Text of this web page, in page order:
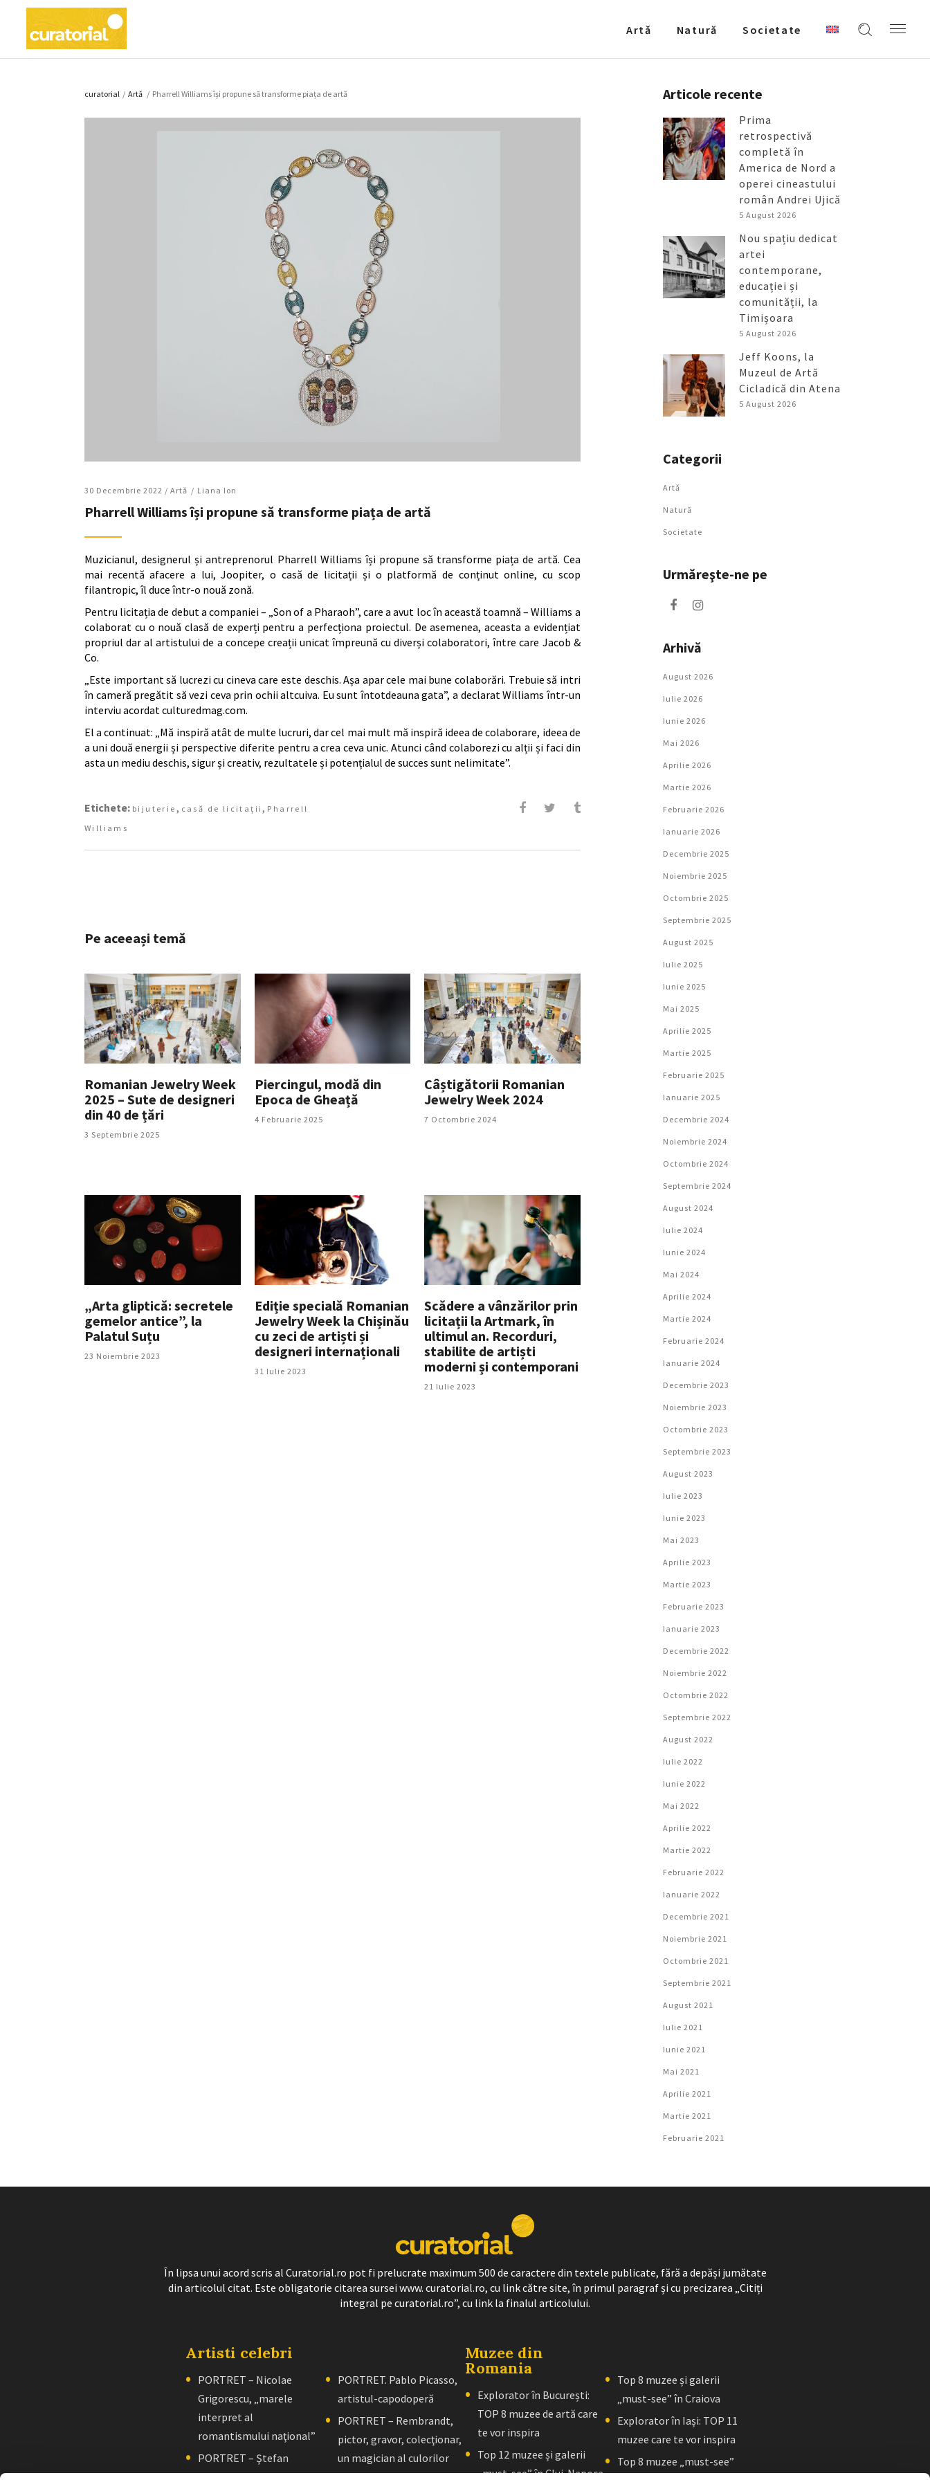
Artǎ Natură Societate
curatorial / Artǎ / Pharrell Williams își propune să transforme piața de artă
30 Decembrie 2022 / Artǎ Liana Ion
Pharrell Williams își propune să transforme piața de artă
Muzicianul, designerul și antreprenorul Pharrell Williams își propune să transforme piața de artă. Cea
mai recentă afacere a lui, Joopiter, o casă de licitații și o platformă de conținut online, cu scop
filantropic, îl duce într-o nouă zonă.
Pentru licitația de debut a companiei – „Son of a Pharaoh”, care a avut loc în această toamnă – Williams a
colaborat cu o nouă clasă de experți pentru a perfecționa proiectul. De asemenea, aceasta a evidențiat
propriul dar al artistului de a concepe creații unicat împreună cu diverși colaboratori, între care Jacob &
Co.
„Este important să lucrezi cu cineva care este deschis. Așa apar cele mai bune colaborări. Trebuie să intri
în cameră pregătit să vezi ceva prin ochii altcuiva. Eu sunt întotdeauna gata”, a declarat Williams într-un
interviu acordat culturedmag.com.
El a continuat: „Mă inspiră atât de multe lucruri, dar cel mai mult mă inspiră ideea de colaborare, ideea de
a uni două energii și perspective diferite pentru a crea ceva unic. Atunci când colaborezi cu alții și faci din
asta un mediu deschis, sigur și creativ, rezultatele și potențialul de succes sunt nelimitate”.
Etichete: bijuterie , casă de licitaţii , Pharrell
Williams
Pe aceeași temă
Romanian Jewelry Week
2025 – Sute de designeri
din 40 de țări
3 Septembrie 2025
Piercingul, modă din
Epoca de Gheață
4 Februarie 2025
Câștigătorii Romanian
Jewelry Week 2024
7 Octombrie 2024
„Arta gliptică: secretele
gemelor antice”, la
Palatul Suțu
23 Noiembrie 2023
Ediție specială Romanian
Jewelry Week la Chișinău
cu zeci de artiști și
designeri internaționali
31 Iulie 2023
Scădere a vânzărilor prin
licitații la Artmark, în
ultimul an. Recorduri,
stabilite de artiști
moderni și contemporani
21 Iulie 2023
Articole recente
Prima
retrospectivă
completă în
America de Nord a
operei cineastului
român Andrei Ujică
5 August 2026
Nou spațiu dedicat
artei
contemporane,
educației și
comunității, la
Timișoara
5 August 2026
Jeff Koons, la
Muzeul de Artă
Cicladică din Atena
5 August 2026
Categorii
Artǎ
Natură
Societate
Urmăreşte-ne pe
Arhivă
August 2026
Iulie 2026
Iunie 2026
Mai 2026
Aprilie 2026
Martie 2026
Februarie 2026
Ianuarie 2026
Decembrie 2025
Noiembrie 2025
Octombrie 2025
Septembrie 2025
August 2025
Iulie 2025
Iunie 2025
Mai 2025
Aprilie 2025
Martie 2025
Februarie 2025
Ianuarie 2025
Decembrie 2024
Noiembrie 2024
Octombrie 2024
Septembrie 2024
August 2024
Iulie 2024
Iunie 2024
Mai 2024
Aprilie 2024
Martie 2024
Februarie 2024
Ianuarie 2024
Decembrie 2023
Noiembrie 2023
Octombrie 2023
Septembrie 2023
August 2023
Iulie 2023
Iunie 2023
Mai 2023
Aprilie 2023
Martie 2023
Februarie 2023
Ianuarie 2023
Decembrie 2022
Noiembrie 2022
Octombrie 2022
Septembrie 2022
August 2022
Iulie 2022
Iunie 2022
Mai 2022
Aprilie 2022
Martie 2022
Februarie 2022
Ianuarie 2022
Decembrie 2021
Noiembrie 2021
Octombrie 2021
Septembrie 2021
August 2021
Iulie 2021
Iunie 2021
Mai 2021
Aprilie 2021
Martie 2021
Februarie 2021
În lipsa unui acord scris al Curatorial.ro pot fi prelucrate maximum 500 de caractere din textele publicate, fără a depăși jumătate
din articolul citat. Este obligatorie citarea sursei www. curatorial.ro, cu link către site, în primul paragraf și cu precizarea „Citiți
integral pe curatorial.ro”, cu link la finalul articolului.
Artisti celebri
PORTRET – Nicolae
Grigorescu, „marele
interpret al
romantismului naţional”
PORTRET – Ştefan
Luchian, „un zugrav”
PORTRET. Pablo Picasso,
artistul-capodoperă
PORTRET – Rembrandt,
pictor, gravor, colecţionar,
un magician al culorilor
Muzee din
Romania
Explorator în București:
TOP 8 muzee de artă care
te vor inspira
Top 12 muzee și galerii
„must-see” în Cluj-Napoca
Top 8 muzee și galerii
„must-see” în Craiova
Explorator în Iași: TOP 11
muzee care te vor inspira
Top 8 muzee „must-see”